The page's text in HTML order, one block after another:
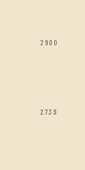
2900
2739